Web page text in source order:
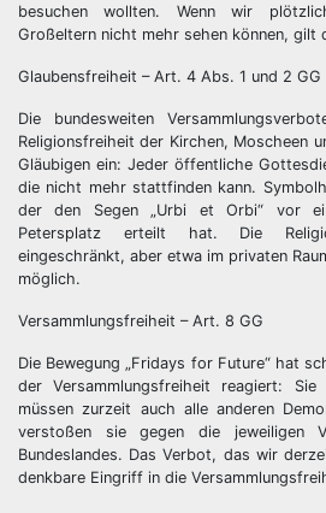
besuchen wollten. Wenn wir
Großeltern nicht mehr sehen können, gilt
Glaubensfreiheit – Art. 4 Abs. 1 und 2 GG
Die bundesweiten
Religionsfreiheit der Kirchen, Moscheen
Gläubigen ein: Jeder öffentliche
die nicht mehr stattfinden kann.
der den Segen „Urbi et Orbi“ vor
Petersplatz erteilt hat. Die
eingeschränkt, aber etwa im privaten
möglich.
Versammlungsfreiheit – Art. 8 GG
Die Bewegung „Fridays for Future“ hat
der Versammlungsfreiheit reagiert:
müssen zurzeit auch alle anderen
verstoßen sie gegen die jeweiligen
Bundeslandes. Das Verbot, das wir
denkbare Eingriff in die